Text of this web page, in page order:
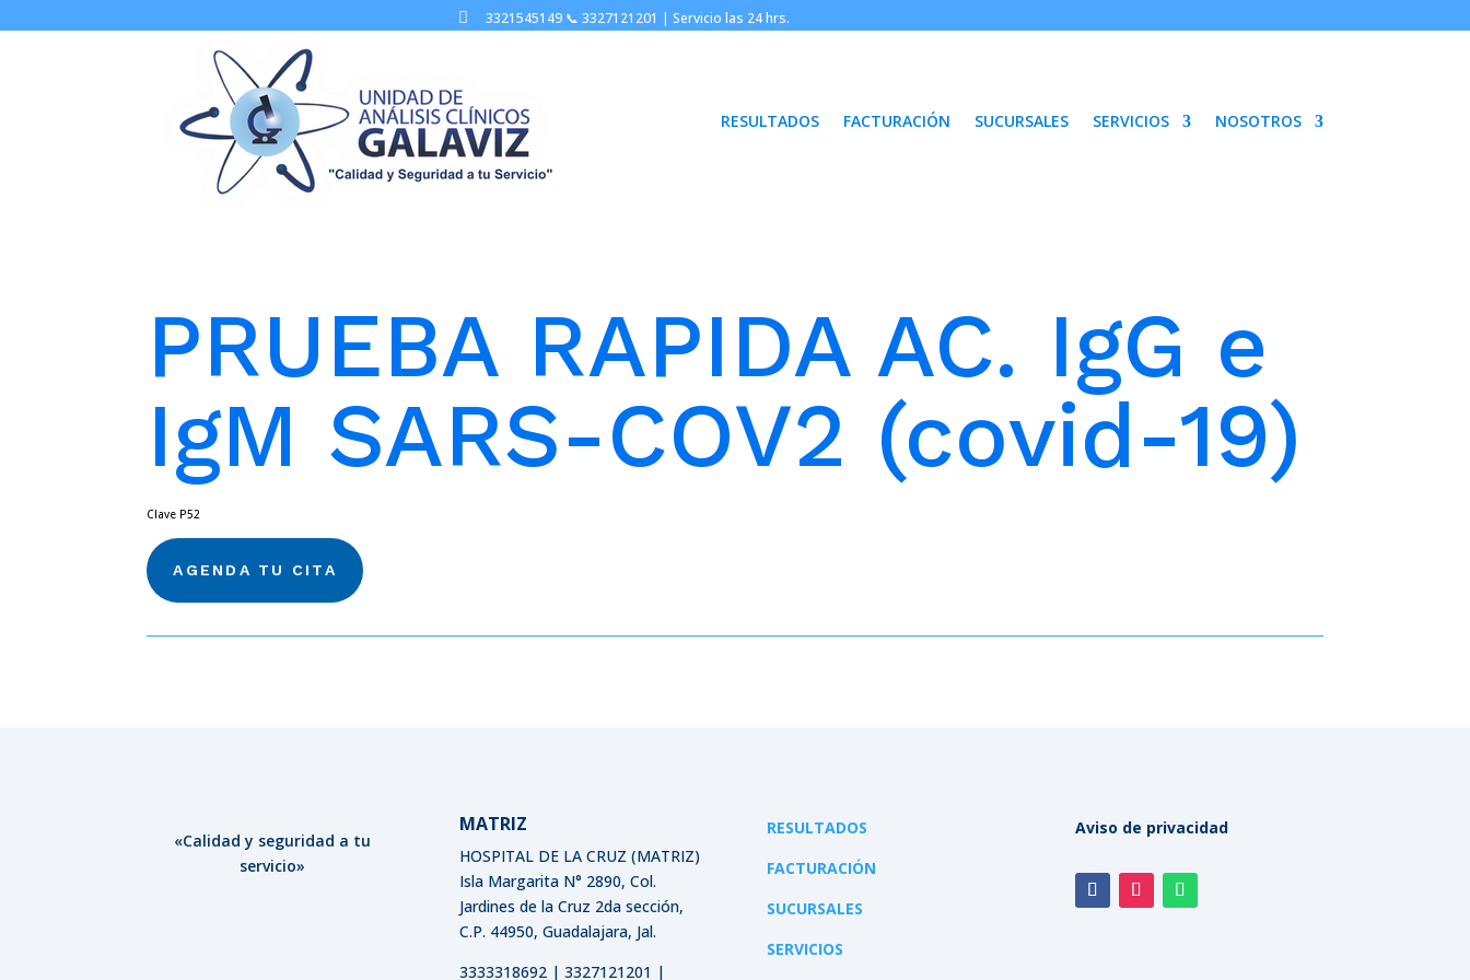
 3321545149 📞 3327121201 | Servicio las 24 hrs.
RESULTADOS FACTURACIÓN SUCURSALES SERVICIOS NOSOTROS
PRUEBA RAPIDA AC. IgG e
IgM SARS-COV2 (covid-19)
Clave P52
AGENDA TU CITA
«Calidad y seguridad a tu
servicio»
MATRIZ
HOSPITAL DE LA CRUZ (MATRIZ)
Isla Margarita N° 2890, Col.
Jardines de la Cruz 2da sección,
C.P. 44950, Guadalajara, Jal.
3333318692 | 3327121201 |
RESULTADOS
FACTURACIÓN
SUCURSALES
SERVICIOS
Aviso de privacidad